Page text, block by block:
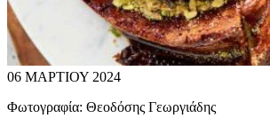
06 ΜΑΡΤΙΟΥ 2024
Φωτογραφία: Θεοδόσης Γεωργιάδης